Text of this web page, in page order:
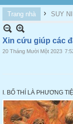
Trang nhà › SUY
Xin cứu giúp các
20 Tháng Mười Một 2023
I. BỐ THÍ LÀ PHƯƠNG